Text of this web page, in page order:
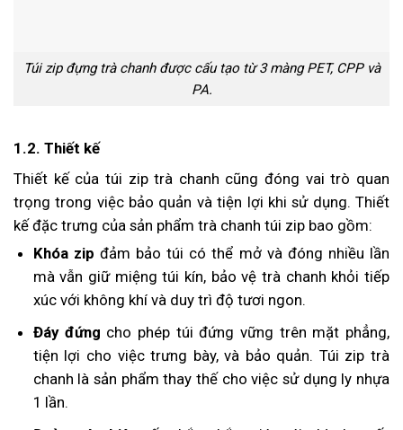
Túi zip đựng trà chanh được cấu tạo từ 3 màng PET, CPP và
PA.
1.2. Thiết kế
Thiết kế của túi zip trà chanh cũng đóng vai trò quan
trọng trong việc bảo quản và tiện lợi khi sử dụng. Thiết
kế đặc trưng của sản phẩm trà chanh túi zip bao gồm:
Khóa zip đảm bảo túi có thể mở và đóng nhiều lần
mà vẫn giữ miệng túi kín, bảo vệ trà chanh khỏi tiếp
xúc với không khí và duy trì độ tươi ngon.
Đáy đứng cho phép túi đứng vững trên mặt phẳng,
tiện lợi cho việc trưng bày, và bảo quản. Túi zip trà
chanh là sản phẩm thay thế cho việc sử dụng ly nhựa
1 lần.